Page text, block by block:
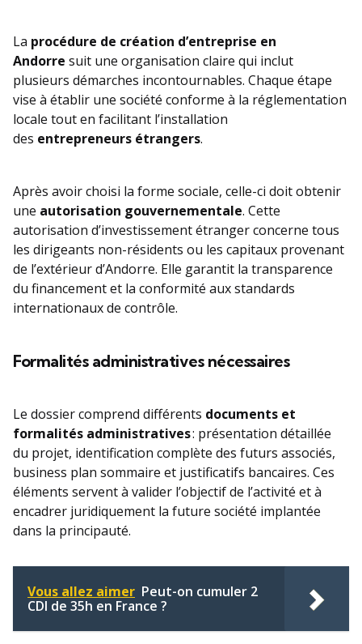
La procédure de création d’entreprise en
Andorre suit une organisation claire qui inclut
plusieurs démarches incontournables. Chaque étape
vise à établir une société conforme à la réglementation
locale tout en facilitant l’installation
des entrepreneurs étrangers.
Après avoir choisi la forme sociale, celle-ci doit obtenir
une autorisation gouvernementale. Cette
autorisation d’investissement étranger concerne tous
les dirigeants non-résidents ou les capitaux provenant
de l’extérieur d’Andorre. Elle garantit la transparence
du financement et la conformité aux standards
internationaux de contrôle.
Formalités administratives nécessaires
Le dossier comprend différents documents et
formalités administratives: présentation détaillée
du projet, identification complète des futurs associés,
business plan sommaire et justificatifs bancaires. Ces
éléments servent à valider l’objectif de l’activité et à
encadrer juridiquement la future société implantée
dans la principauté.
Vous allez aimer Peut-on cumuler 2
CDI de 35h en France ?